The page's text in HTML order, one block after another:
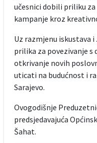
učesnici dobili priliku
kampanje kroz
Uz razmjenu iskustava
prilika za povezivanje s
otkrivanje novih
uticati na budućnost i
Ovogodišnje
predsjedavajuća
Šahat.